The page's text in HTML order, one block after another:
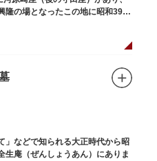
隆の場となったこの地に昭和39年
」などで知られる大正時代から昭
生庵（ぜんしょうあん）にありま